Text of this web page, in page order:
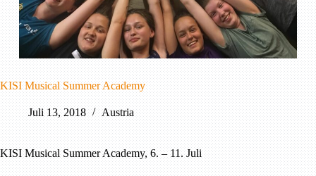
KISI Musical Summer Academy
Juli 13, 2018 Austria
KISI Musical Summer Academy, 6. – 11. Juli